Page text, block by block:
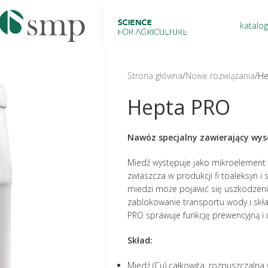
katalog
Strona główna Nowe rozwiązania
Hepta PRO
Nawóz specjalny zawierający
Miedź występuje jako
zwłaszcza w produkcji fi toaleksyn
miedzi może pojawić się
zablokowanie transportu wody i
PRO sprawuje funkcję prewencyjną
Skład:
Miedź (Cu) całkowita,